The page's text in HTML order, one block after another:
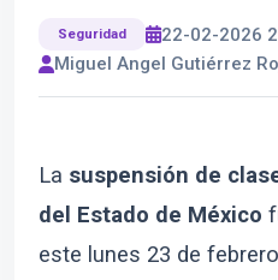
Seguridad
22-02-2026
Miguel Angel Gutiérrez
La suspensión de
del Estado de México
este lunes 23 de